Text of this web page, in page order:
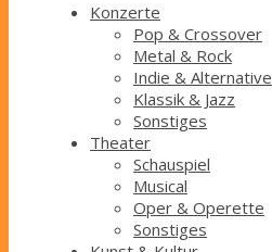
Konzerte
Pop & Crossover
Metal & Rock
Indie & Alternative
Klassik & Jazz
Sonstiges
Theater
Schauspiel
Musical
Oper & Operette
Sonstiges